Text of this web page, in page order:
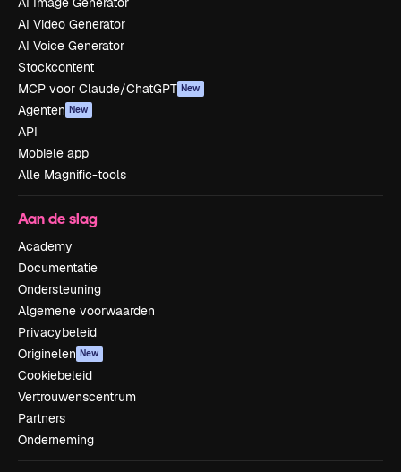
AI Video Generator
AI Voice Generator
Stockcontent
MCP voor Claude/ChatGPT New
Agenten New
API
Mobiele app
Alle Magnific-tools
Aan de slag
Academy
Documentatie
Ondersteuning
Algemene voorwaarden
Privacybeleid
Originelen New
Cookiebeleid
Vertrouwenscentrum
Partners
Onderneming